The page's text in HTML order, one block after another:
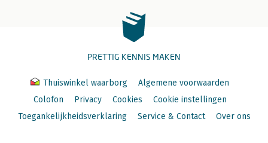
PRETTIG KENNIS MAKEN
Thuiswinkel waarborg
Algemene voorwaarden
Colofon
Privacy Cookies
Cookie instellingen
Toegankelijkheidsverklaring
Service & Contact Over ons